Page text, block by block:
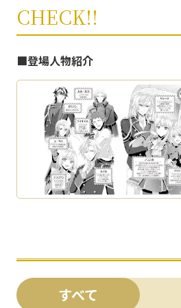
CHECK!!
■登場人物紹介
すべて